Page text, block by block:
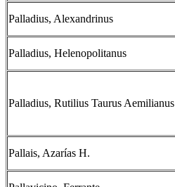
Palladius, Alexandrinus
Palladius, Helenopolitanus
Palladius, Rutilius Taurus Aemilianus
Pallais, Azarías H.